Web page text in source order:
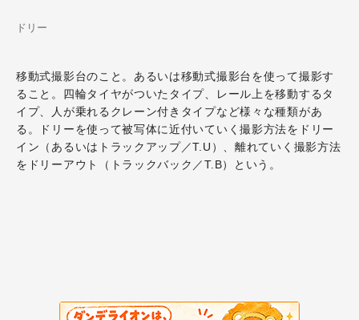
ドリー
移動式撮影台のこと。あるいは移動式撮影台を使って撮影す
ること。四輪タイヤがついたタイプ、レール上を移動するタ
イプ、人が乗れるクレーン付きタイプなど様々な種類があ
る。ドリーを使って被写体に近付いていく撮影方法をドリー
イン（あるいはトラックアップ／T.U）、離れていく撮影方法
をドリーアウト（トラックバック／T.B）という。